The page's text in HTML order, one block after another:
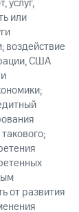
услуг,
или
воздействие
США
от развития